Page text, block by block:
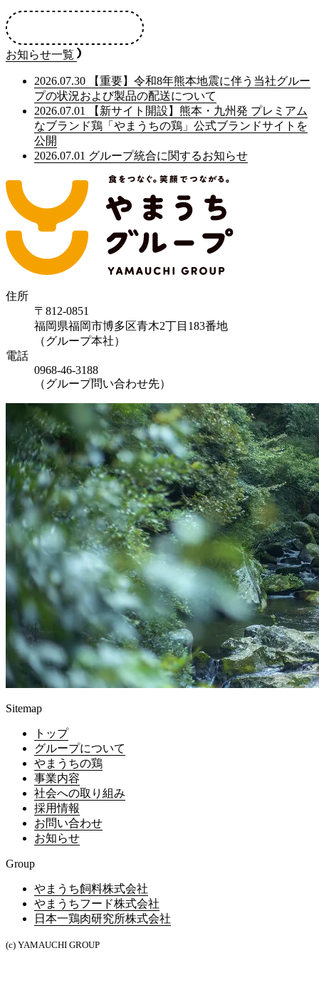
お知らせ一覧
2026.07.30
【重要】令和8年熊本地震に伴う当社グルー
プの状況および製品の配送について
2026.07.01
【新サイト開設】熊本・九州発 プレミアム
なブランド鶏「やまうちの鶏」公式ブランドサイトを
公開
2026.07.01 グループ統合に関するお知らせ
住所
〒812-0851
福岡県福岡市博多区青木2丁目183番地
（グループ本社）
電話
0968-46-3188
（グループ問い合わせ先）
Sitemap
トップ
グループについて
やまうちの鶏
事業内容
社会への取り組み
採用情報
お問い合わせ
お知らせ
Group
やまうち飼料株式会社
やまうちフード株式会社
日本一鶏肉研究所株式会社
(c) YAMAUCHI GROUP